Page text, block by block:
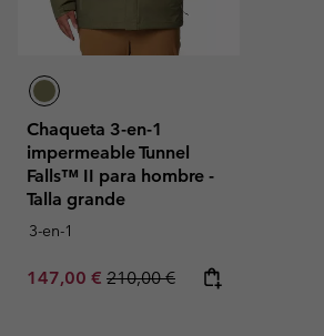
Chaqueta 3-en-1
impermeable Tunnel
Falls™ II para hombre -
Talla grande
3-en-1
Sale price:
147,00 € Regular price:
210,00 €